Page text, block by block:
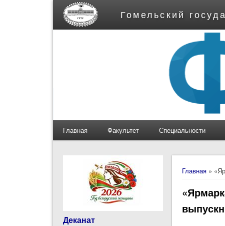
Гомельский
Главная Факультет Специальности
Вы здесь
Главная »
Деканат